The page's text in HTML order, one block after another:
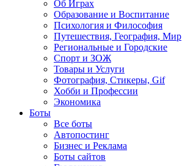
Об Играх
Образование и Воспитание
Психология и Философия
Путешествия, География, Мир
Региональные и Городские
Спорт и ЗОЖ
Товары и Услуги
Фотография, Стикеры, Gif
Хобби и Профессии
Экономика
Боты
Все боты
Автопостинг
Бизнес и Реклама
Боты сайтов